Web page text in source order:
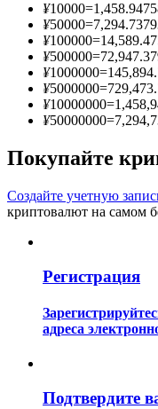
Информация
Анализ больших
и т. д.
¥10000=
¥50000=
¥100000=
¥500000=
¥1000000=
¥5000000=
¥10000000=
¥50000000=
Покупайте
Создайте учетную
криптовалют на самом
Регистрация
адреса
Подтвердите